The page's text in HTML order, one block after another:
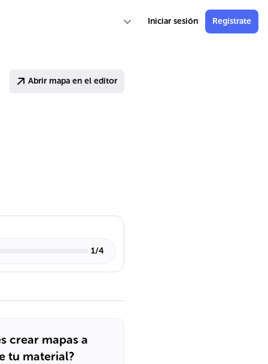
Iniciar sesión Regístrate
Abrir mapa en el editor
1/4
crear mapas a
tu material?